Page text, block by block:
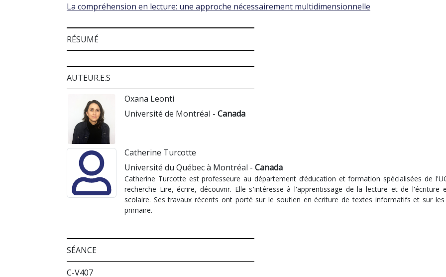
La compréhension en lecture: une approche nécessairement multidimensionnelle
RÉSUMÉ
AUTEUR.E.S
Oxana Leonti
Université de Montréal - Canada
Catherine Turcotte
Université du Québec à Montréal - Canada
Catherine Turcotte est professeure au département d’éducation et formation spécialisées de
recherche Lire, écrire, découvrir. Elle s'intéresse à l'apprentissage de la lecture et de
scolaire. Ses travaux récents ont porté sur le soutien en écriture de textes informatifs et sur
primaire.
SÉANCE
C-V407